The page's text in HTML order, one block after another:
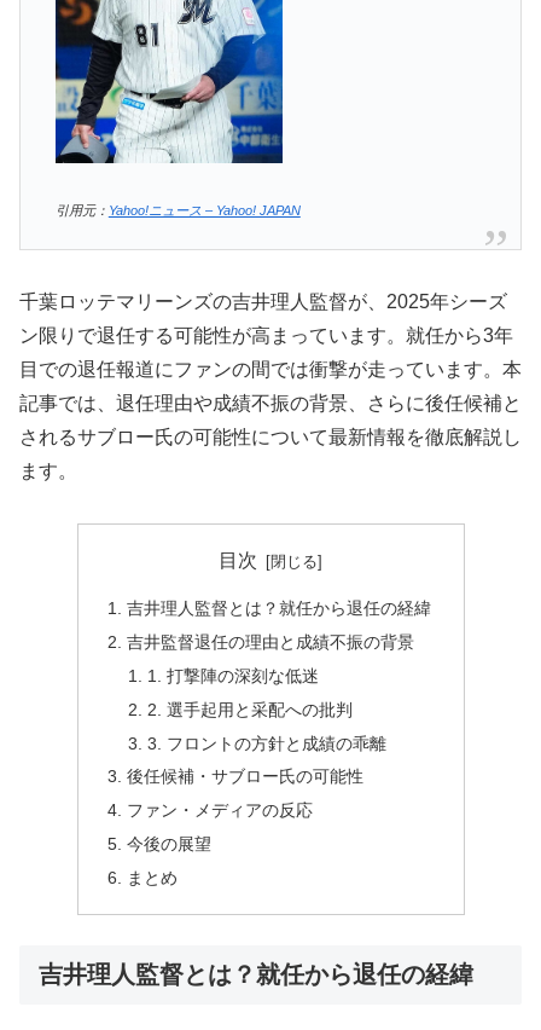
引用元： Yahoo!ニュース – Yahoo! JAPAN
千葉ロッテマリーンズの吉井理人監督が、2025年シーズ
ン限りで退任する可能性が高まっています。就任から3年
目での退任報道にファンの間では衝撃が走っています。本
記事では、退任理由や成績不振の背景、さらに後任候補と
されるサブロー氏の可能性について最新情報を徹底解説し
ます。
目次
吉井理人監督とは？就任から退任の経緯
吉井監督退任の理由と成績不振の背景
1. 打撃陣の深刻な低迷
2. 選手起用と采配への批判
3. フロントの方針と成績の乖離
後任候補・サブロー氏の可能性
ファン・メディアの反応
今後の展望
まとめ
吉井理人監督とは？就任から退任の経緯